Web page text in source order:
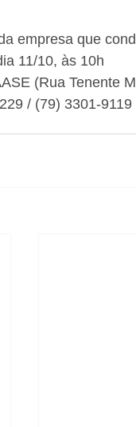
empresa que
11/10, às 10h
(Rua Tenente
/ (79) 3301-